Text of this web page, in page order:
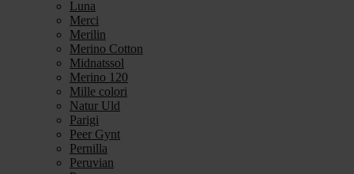
Luna
Merci
Merilin
Merino Cotton
Midnatssol
Merino 120
Mille colori
Natur Uld
Parigi
Peer Gynt
Pernilla
Peruvian